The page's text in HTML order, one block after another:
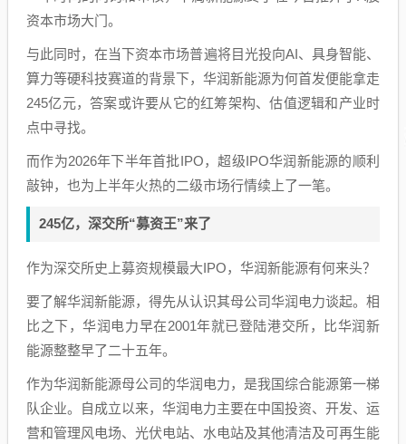
资本市场大门。
与此同时，在当下资本市场普遍将目光投向AI、具身智能、
算力等硬科技赛道的背景下，华润新能源为何首发便能拿走
245亿元，答案或许要从它的红筹架构、估值逻辑和产业时
点中寻找。
而作为2026年下半年首批IPO，超级IPO华润新能源的顺利
敲钟，也为上半年火热的二级市场行情续上了一笔。
245亿，深交所“募资王”来了
作为深交所史上募资规模最大IPO，华润新能源有何来头？
要了解华润新能源，得先从认识其母公司华润电力谈起。相
比之下，华润电力早在2001年就已登陆港交所，比华润新
能源整整早了二十五年。
作为华润新能源母公司的华润电力，是我国综合能源第一梯
队企业。自成立以来，华润电力主要在中国投资、开发、运
营和管理风电场、光伏电站、水电站及其他清洁及可再生能